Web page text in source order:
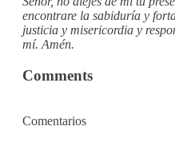
encontrare la sabiduría y
justicia y misericordia y
mí. Amén.
Comments
Comentarios